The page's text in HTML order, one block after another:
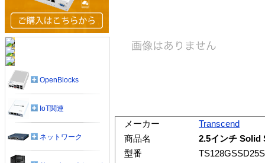
メーカー
Transcend
商品名
2.5インチ Solid
型番
OpenBlocks
IoT関連
ネットワーク